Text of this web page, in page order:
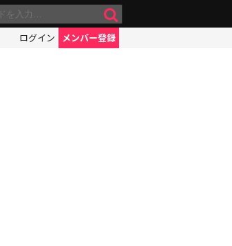
ログイン メンバー登録